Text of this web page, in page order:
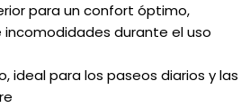
para un confort óptimo,
durante el uso
ideal para los paseos diarios y las